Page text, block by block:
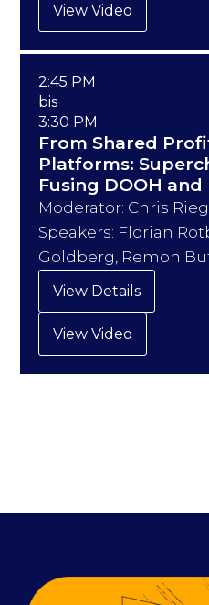
View Video
2:45 PM
bis
3:30 PM
From Shared
Platforms:
Fusing DOOH
Moderator: Chris
Speakers: Florian
Goldberg, Remon
View Details
View Video